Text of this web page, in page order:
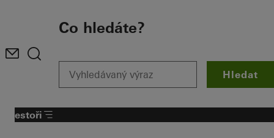
Co hledáte?
Hledat
Investoři